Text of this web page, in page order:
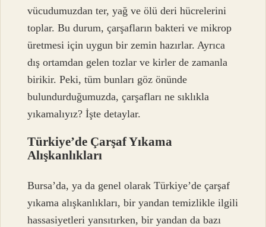
vücudumuzdan ter, yağ ve ölü deri hücrelerini
toplar. Bu durum, çarşafların bakteri ve mikrop
üretmesi için uygun bir zemin hazırlar. Ayrıca
dış ortamdan gelen tozlar ve kirler de zamanla
birikir. Peki, tüm bunları göz önünde
bulundurduğumuzda, çarşafları ne sıklıkla
yıkamalıyız? İşte detaylar.
Türkiye’de Çarşaf Yıkama
Alışkanlıkları
Bursa’da, ya da genel olarak Türkiye’de çarşaf
yıkama alışkanlıkları, bir yandan temizlikle ilgili
hassasiyetleri yansıtırken, bir yandan da bazı